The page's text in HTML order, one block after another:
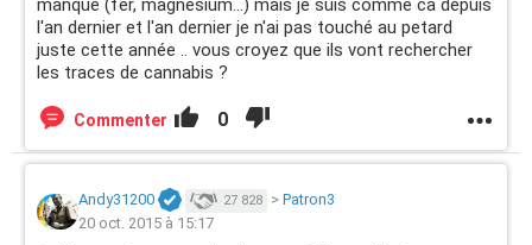
manque (fer, magnesium...) mais je suis comme ca depuis
l'an dernier et l'an dernier je n'ai pas touché au petard
juste cette année .. vous croyez que ils vont rechercher
les traces de cannabis ?
Commenter 0
Andy31200 27 828 > Patron3
20 oct. 2015 à 15:17